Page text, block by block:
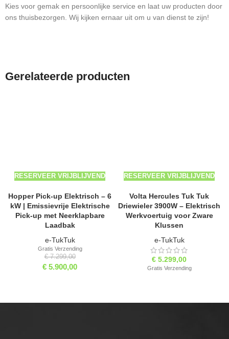
Kies voor gemak en persoonlijke service en laat uw producten door
ons thuisbezorgen. Wij kijken ernaar uit om u van dienst te zijn!
Gerelateerde producten
RESERVEER VRIJBLIJVEND
Hopper Pick-up Elektrisch – 6
kW | Emissievrije Elektrische
Pick-up met Neerklapbare
Laadbak
e-TukTuk
€7.299,00
€ 5.900,00
Gratis Verzending
RESERVEER VRIJBLIJVEND
Volta Hercules Tuk Tuk
Driewieler 3900W – Elektrisch
Werkvoertuig voor Zware
Klussen
e-TukTuk
€ 5.299,00
Gratis Verzending